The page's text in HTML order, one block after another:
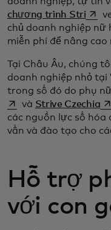
chương trình Stri
chủ doanh nghiệp nữ
miễn phí để nâng
Tại Châu Âu, chúng
doanh nghiệp nhỏ
trong số đó do phụ
và Strive Czechia
các nguồn lực số
vấn và đào tạo cho
Hỗ trợ
với con